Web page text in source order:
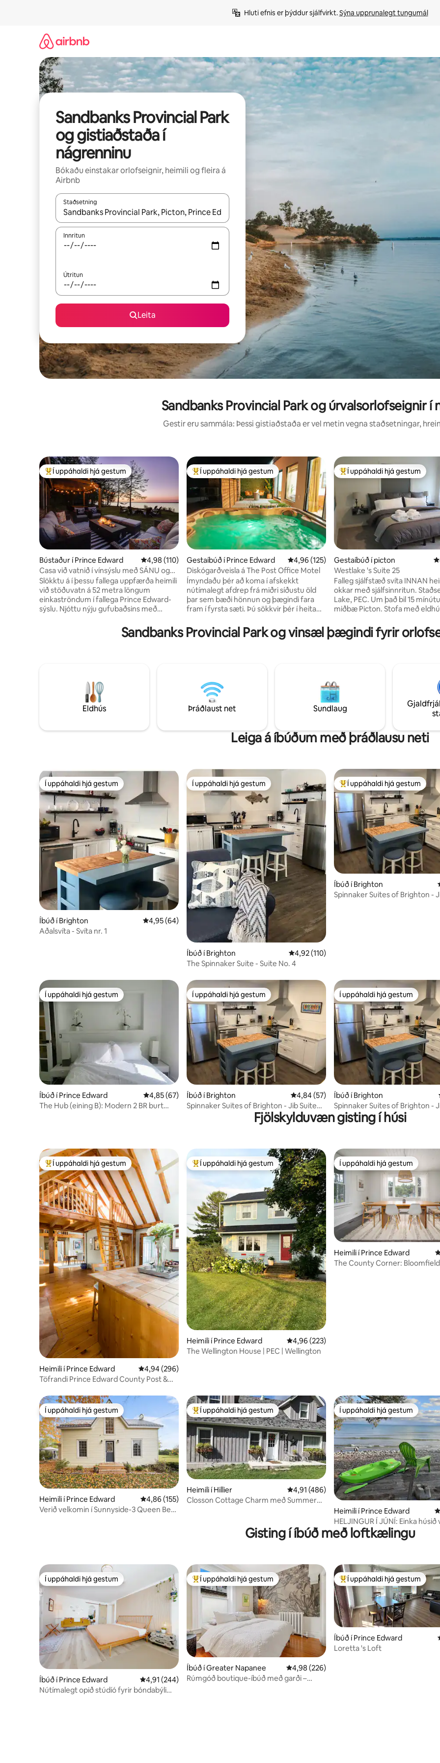
Hluti efnis er þýddur sjálfvirkt. Sýna upprunalegt tungumál
Sandbanks Provincial Park
og gistiaðstaða í
nágrenninu
Bókaðu einstakar orlofseignir, heimili og fleira á
Airbnb
Staðsetning
Þegar niðurstöður liggja fyrir skaltu nota upp og niður örvalyklana eða skoða með því að snerta eða strjúka.
Innritun
Útritun
Leita
Sandbanks Provincial Park og úrvalsorlofseignir í
Gestir eru sammála: Þessi gistiaðstaða er vel metin vegna staðsetningar,
Í mestu uppáhaldi hjá gestum
Í uppáhaldi hjá gestum
Bústaður í Prince Edward 4,98 af 5 í meðaleinkunn, 110 umsagnir
4,98 (110)
Casa við vatnið í vínsýslu með SÁNU og
HEITUM POTTI
Slökktu á í þessu fallega uppfærða heimili
við stöðuvatn á 52 metra löngum
einkaströndum í fallega Prince Edward-
sýslu. Njóttu nýju gufubaðsins með
útisturtunnar. Þetta afslappandi frí er
staðsett við Quinte-flóa, aðeins 2 klst.
þetta að tilvöldu heimili fyrir hópa, pör og
fjölskyldur sem leita að fallegu útsýni og
einkaaðstöðu fyrir heilsulind. ST-2023-
Í mestu uppáhaldi hjá gestum
Í uppáhaldi hjá gestum
Gestaíbúð í Prince Edward 4,96 af 5 í meðaleinkunn, 125 umsagnir
4,96 (125)
Diskógarðveisla á The Post Office Motel
Ímyndaðu þér að koma í afskekkt
nútímalegt afdrep frá miðri síðustu öld
þar sem bæði hönnun og þægindi fara
fram í fyrsta sæti. Þú sökkvir þér í heita
ofan í stjörnuteppi. Í kvöld setur
Vetrarbrautin upp sýningu fyrir þig. Síðar
leynilegum leynikrám og vínstofum,
víngerðum, Mustang Drive-In og
Sandbanks Provincial Park!
Í mestu uppáhaldi hjá gestum
Í uppáhaldi hjá gestum
Gestaíbúð í picton
Westlake 's Suite 25
Falleg sjálfstæð svíta INNAN
okkar með sjálfsinnritun. Staðsett í West
Lake, PEC. Um það bil 15
miðbæ Picton. Stofa með eldhúskróki
svefnherbergi með en-suite
baðherbergi. Stóru gluggarnir
1,3 km að Dunes-ströndinni í
þjóðgarðinum. Bílastæðakort fyrir
Sandbanks er innifalið Pláss
fullorðna
Sandbanks Provincial Park og vinsæl þægindi fyrir
Eldhús Þráðlaust net Sundlaug
Leiga á íbúðum með þráðlausu neti
Í uppáhaldi hjá gestum
Í uppáhaldi hjá gestum
Íbúð í Brighton 4,95 af 5 í meðaleinkunn, 64 umsagnir
4,95 (64)
Aðalsvíta - Svíta nr. 1
Í uppáhaldi hjá gestum
Í uppáhaldi hjá gestum
Íbúð í Brighton 4,92 af 5 í meðaleinkunn, 110 umsagnir
4,92 (110)
The Spinnaker Suite - Suite No. 4
Í mestu uppáhaldi hjá gestum
Í uppáhaldi hjá gestum
Íbúð í Brighton
Spinnaker Suites of Brighton -
Í uppáhaldi hjá gestum
Í uppáhaldi hjá gestum
Íbúð í Prince Edward 4,85 af 5 í meðaleinkunn, 67 umsagnir
4,85 (67)
The Hub (eining B): Modern 2 BR burt
Í uppáhaldi hjá gestum
Í uppáhaldi hjá gestum
Íbúð í Brighton 4,84 af 5 í meðaleinkunn, 57 umsagnir
4,84 (57)
Spinnaker Suites of Brighton - Jib Suite
Í uppáhaldi hjá gestum
Í uppáhaldi hjá gestum
Íbúð í Brighton
Spinnaker Suites of Brighton -
No. 6
Fjölskylduvæn gisting í húsi
Í mestu uppáhaldi hjá gestum
Í uppáhaldi hjá gestum
Heimili í Prince Edward 4,94 af 5 í meðaleinkunn, 296 umsagnir
4,94 (296)
Töfrandi Prince Edward County Post &
Í mestu uppáhaldi hjá gestum
Í uppáhaldi hjá gestum
Heimili í Prince Edward 4,96 af 5 í meðaleinkunn, 223 umsagnir
4,96 (223)
The Wellington House | PEC | Wellington
Í uppáhaldi hjá gestum
Í uppáhaldi hjá gestum
Heimili í Prince Edward
The County Corner: Bloomfield, hjarta
Í uppáhaldi hjá gestum
Í uppáhaldi hjá gestum
Heimili í Prince Edward 4,86 af 5 í meðaleinkunn, 155 umsagnir
4,86 (155)
Verið velkomin í Sunnyside-3 Queen Beds
Í mestu uppáhaldi hjá gestum
Í uppáhaldi hjá gestum
Heimili í Hillier 4,91 af 5 í meðaleinkunn, 486 umsagnir
4,91 (486)
Closson Cottage Charm með Summer
Í uppáhaldi hjá gestum
Í uppáhaldi hjá gestum
Heimili í Prince Edward
HELJINGUR Í JÚNÍ: Einka húsið
stöðuvatnið með strönd
Gisting í íbúð með loftkælingu
Í uppáhaldi hjá gestum
Í uppáhaldi hjá gestum
Íbúð í Prince Edward 4,91 af 5 í meðaleinkunn, 244 umsagnir
4,91 (244)
Nútímalegt opið stúdíó fyrir bóndabýli
Í mestu uppáhaldi hjá gestum
Í uppáhaldi hjá gestum
Íbúð í Greater Napanee 4,98 af 5 í meðaleinkunn, 226 umsagnir
4,98 (226)
Rúmgóð boutique-íbúð með garði –
Í mestu uppáhaldi hjá gestum
Í uppáhaldi hjá gestum
Íbúð í Prince Edward
Loretta 's Loft